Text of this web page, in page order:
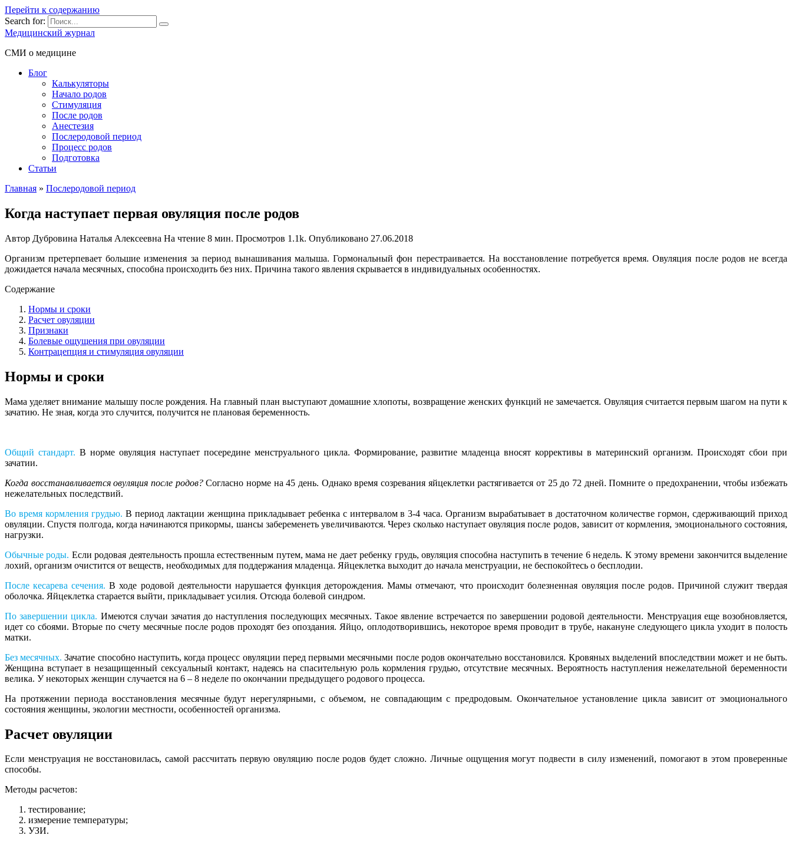
Перейти к содержанию
Search for:
Медицинский журнал
СМИ о медицине
Блог
Калькуляторы
Начало родов
Стимуляция
После родов
Анестезия
Послеродовой период
Процесс родов
Подготовка
Статьи
Главная » Послеродовой период
Когда наступает первая овуляция после родов
Автор Дубровина Наталья Алексеевна На чтение 8 мин. Просмотров 1.1k. Опубликовано 27.06.2018
Организм претерпевает большие изменения за период вынашивания малыша. Гормональный фон перестраивается. На восстановление потребуется время. Овуляция после родов не всегда
дожидается начала месячных, способна происходить без них. Причина такого явления скрывается в индивидуальных особенностях.
Содержание
Нормы и сроки
Расчет овуляции
Признаки
Болевые ощущения при овуляции
Контрацепция и стимуляция овуляции
Нормы и сроки
Мама уделяет внимание малышу после рождения. На главный план выступают домашние хлопоты, возвращение женских функций не замечается. Овуляция считается первым шагом на пути к
зачатию. Не зная, когда это случится, получится не плановая беременность.
Общий стандарт. В норме овуляция наступает посередине менструального цикла. Формирование, развитие младенца вносят коррективы в материнский организм. Происходят сбои при
зачатии.
Когда восстанавливается овуляция после родов?Согласно норме на 45 день. Однако время созревания яйцеклетки растягивается от 25 до 72 дней. Помните о предохранении, чтобы избежать
нежелательных последствий.
Во время кормления грудью. В период лактации женщина прикладывает ребенка с интервалом в 3-4 часа. Организм вырабатывает в достаточном количестве гормон, сдерживающий приход
овуляции. Спустя полгода, когда начинаются прикормы, шансы забеременеть увеличиваются. Через сколько наступает овуляция после родов, зависит от кормления, эмоционального состояния,
нагрузки.
Обычные роды. Если родовая деятельность прошла естественным путем, мама не дает ребенку грудь, овуляция способна наступить в течение 6 недель. К этому времени закончится выделение
лохий, организм очистится от веществ, необходимых для поддержания младенца. Яйцеклетка выходит до начала менструации, не беспокойтесь о бесплодии.
После кесарева сечения. В ходе родовой деятельности нарушается функция деторождения. Мамы отмечают, что происходит болезненная овуляция после родов. Причиной служит твердая
оболочка. Яйцеклетка старается выйти, прикладывает усилия. Отсюда болевой синдром.
По завершении цикла. Имеются случаи зачатия до наступления последующих месячных. Такое явление встречается по завершении родовой деятельности. Менструация еще возобновляется,
идет со сбоями. Вторые по счету месячные после родов проходят без опоздания. Яйцо, оплодотворившись, некоторое время проводит в трубе, накануне следующего цикла уходит в полость
матки.
Без месячных.Зачатие способно наступить, когда процесс овуляции перед первыми месячными после родов окончательно восстановился. Кровяных выделений впоследствии может и не быть.
Женщина вступает в незащищенный сексуальный контакт, надеясь на спасительную роль кормления грудью, отсутствие месячных. Вероятность наступления нежелательной беременности
велика. У некоторых женщин случается на 6 – 8 неделе по окончании предыдущего родового процесса.
На протяжении периода восстановления месячные будут нерегулярными, с объемом, не совпадающим с предродовым. Окончательное установление цикла зависит от эмоционального
состояния женщины, экологии местности, особенностей организма.
Расчет овуляции
Если менструация не восстановилась, самой рассчитать первую овуляцию после родов будет сложно. Личные ощущения могут подвести в силу изменений, помогают в этом проверенные
способы.
Методы расчетов:
тестирование;
измерение температуры;
УЗИ.